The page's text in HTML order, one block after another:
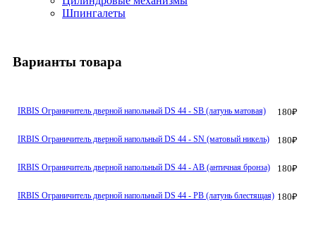
Шпингалеты
Варианты товара
IRBIS Ограничитель дверной напольный DS 44 - SB (латунь матовая) 180₽
IRBIS Ограничитель дверной напольный DS 44 - SN (матовый никель) 180₽
IRBIS Ограничитель дверной напольный DS 44 - AB (античная бронза) 180₽
IRBIS Ограничитель дверной напольный DS 44 - PB (латунь блестящая) 180₽